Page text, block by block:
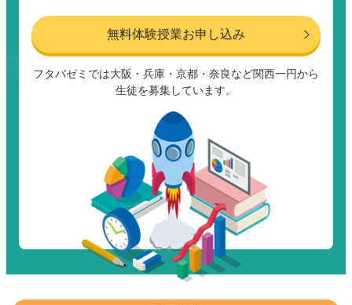
無料体験授業お申し込み
フタバゼミでは大阪・兵庫・京都・奈良など関西一円から
生徒を募集しています。